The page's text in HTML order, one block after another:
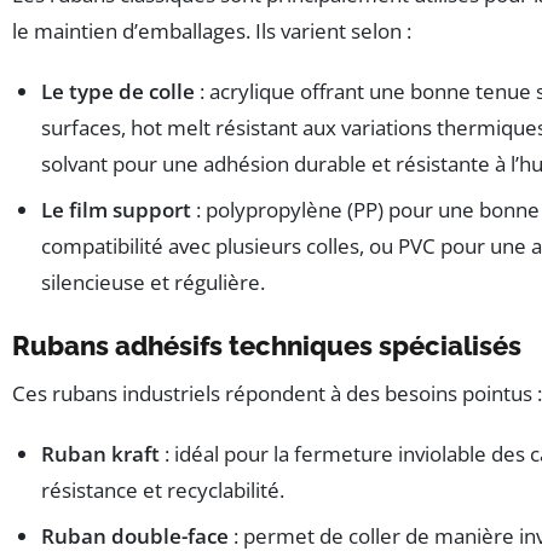
le maintien d’emballages. Ils varient selon :
Le type de colle : acrylique offrant une bonne tenue
surfaces, hot melt résistant aux variations
solvant pour une adhésion durable et résistante à
Le film support : polypropylène (PP) pour une
compatibilité avec plusieurs colles, ou PVC pour une
silencieuse et régulière.
Rubans adhésifs techniques spécialisés
Ces rubans industriels répondent à des besoins pointus :
Ruban kraft : idéal pour la fermeture inviolable des
résistance et recyclabilité.
Ruban double-face : permet de coller de manière